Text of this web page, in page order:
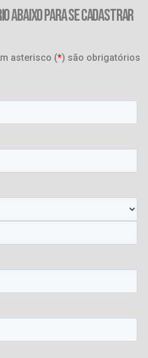
ABAIXO PARA SE CADASTRAR
asterisco (*) são obrigatórios